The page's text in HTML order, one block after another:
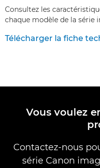
Consultez les
chaque modèle de la série
Télécharger la fiche
Vous voulez
Contactez-nous
série Canon